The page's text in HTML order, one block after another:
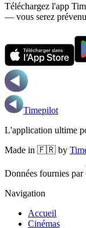
Téléchargez l'app
— vous serez
Timepilot
L'application ultime
Made in 🇫🇷 by
Données fournies par
Navigation
Accueil
Cinémas